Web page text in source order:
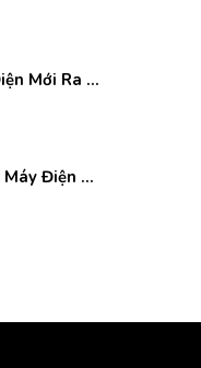
Mới Ra ...
Máy Điện ...